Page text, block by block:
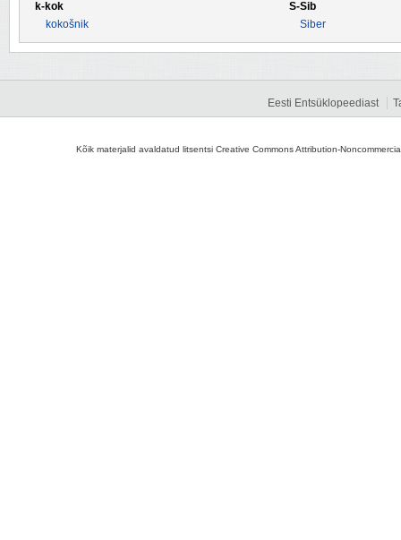
k-kok
kokošnik
S-Sib
Siber
Eesti Entsüklopeediast
Kõik materjalid avaldatud litsentsi Creative Commons Attribution-